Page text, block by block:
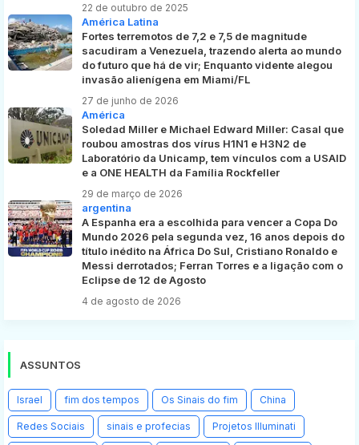
22 de outubro de 2025
América Latina
Fortes terremotos de 7,2 e 7,5 de magnitude
sacudiram a Venezuela, trazendo alerta ao mundo
do futuro que há de vir; Enquanto vidente alegou
invasão alienígena em Miami/FL
27 de junho de 2026
América
Soledad Miller e Michael Edward Miller: Casal que
roubou amostras dos vírus H1N1 e H3N2 de
Laboratório da Unicamp, tem vínculos com a USAID
e a ONE HEALTH da Família Rockfeller
29 de março de 2026
argentina
A Espanha era a escolhida para vencer a Copa Do
Mundo 2026 pela segunda vez, 16 anos depois do
título inédito na África Do Sul, Cristiano Ronaldo e
Messi derrotados; Ferran Torres e a ligação com o
Eclipse de 12 de Agosto
4 de agosto de 2026
ASSUNTOS
Israel fim dos tempos Os Sinais do fim China
Redes Sociais sinais e profecias Projetos Illuminati